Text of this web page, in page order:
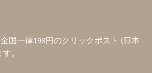
国一律198円のクリックポスト (日本
。